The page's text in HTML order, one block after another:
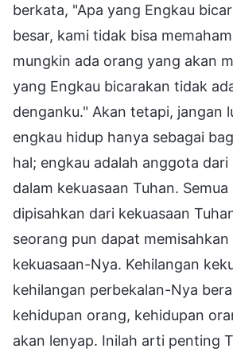
berkata, "Apa yang Engkau
besar, kami tidak bisa
mungkin ada orang yang akan
yang Engkau bicarakan tidak
denganku." Akan tetapi, jangan
engkau hidup hanya sebagai
hal; engkau adalah anggota dari
dalam kekuasaan Tuhan.
dipisahkan dari kekuasaan
seorang pun dapat
kekuasaan-Nya. Kehilangan
kehilangan perbekalan-Nya
kehidupan orang, kehidupan
akan lenyap. Inilah arti penting